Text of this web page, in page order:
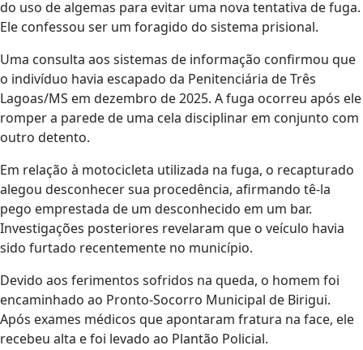
do uso de algemas para evitar uma nova tentativa de fuga.
Ele confessou ser um foragido do sistema prisional.
Uma consulta aos sistemas de informação confirmou que
o indivíduo havia escapado da Penitenciária de Três
Lagoas/MS em dezembro de 2025. A fuga ocorreu após ele
romper a parede de uma cela disciplinar em conjunto com
outro detento.
Em relação à motocicleta utilizada na fuga, o recapturado
alegou desconhecer sua procedência, afirmando tê-la
pego emprestada de um desconhecido em um bar.
Investigações posteriores revelaram que o veículo havia
sido furtado recentemente no município.
Devido aos ferimentos sofridos na queda, o homem foi
encaminhado ao Pronto-Socorro Municipal de Birigui.
Após exames médicos que apontaram fratura na face, ele
recebeu alta e foi levado ao Plantão Policial.